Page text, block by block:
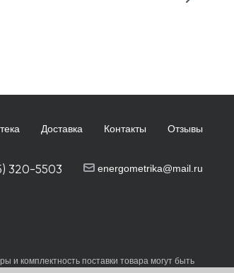
Доставка Контакты Отзывы
320-5503 energometrika@mail.ru
и комплектность поставки товара могут быть